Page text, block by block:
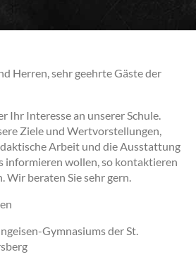
Herren, sehr geehrte Gäste der
Ihr Interesse an unserer Schule.
Ziele und Wertvorstellungen,
Arbeit und die Ausstattung
informieren wollen, so kontaktieren
Wir beraten Sie sehr gern.
Gymnasiums der St.